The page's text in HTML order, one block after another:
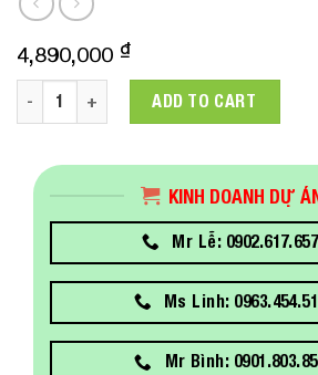
4,890,000 ₫
Màn hình LENOVO Think Vision
ADD TO CART
KINH DOANH DỰ
Mr Lễ: 0902.617.657
Ms Linh:
Mr Bình: